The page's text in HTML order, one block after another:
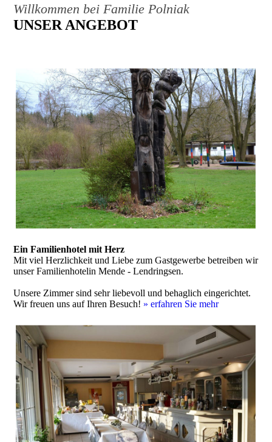
Willkommen bei Familie Polniak
UNSER ANGEBOT
Ein Familienhotel mit Herz
Mit viel Herzlichkeit und Liebe zum Gastgewerbe betreiben wir
unser Familienhotelin Mende - Lendringsen.
Unsere Zimmer sind sehr liebevoll und behaglich eingerichtet.
Wir freuen uns auf Ihren Besuch! » erfahren Sie mehr